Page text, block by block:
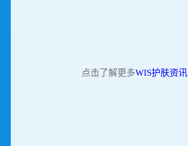
点击了解更多WIS护肤资讯